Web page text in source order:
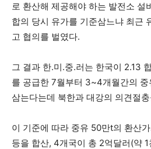
로 환산해 제공해야 하는 발전소 설
합의 당시 유가를 기준삼느냐 최근
고 협의를 벌였다.
그 결과 한.미.중.러는 한국이 2.13
를 공급한 7월부터 3~4개월간의
삼는다는데 북한과 대강의 의견절
이 기준에 따라 중유 50만t의 환산
등을 합산, 4개국이 총 2억달러(약